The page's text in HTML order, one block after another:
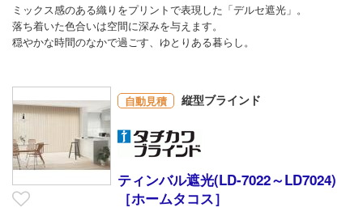
ミックス感のある織りをプリントで表現した「デルセ遮光」。
落ち着いた色合いは空間に深みを与えます。
穏やかな時間のなかで過ごす、ゆとりある暮らし。
自動見積 縦型ブラインド
ティンバル遮光(LD-7022～LD7024)
［ホームタコス］